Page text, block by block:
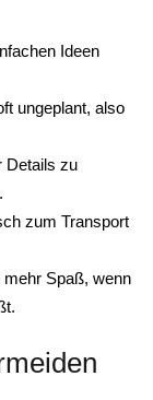
Ideen
ungeplant, also
Details zu
zum Transport
Spaß, wenn